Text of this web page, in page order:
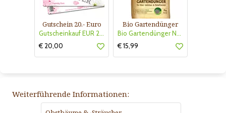
Gutschein 20.- Euro
Gutscheinkauf EUR 20.-
€ 20,00
Bio Gartendünger
Bio Gartendünger Naturen
€ 15,99
Weiterführende Informationen: